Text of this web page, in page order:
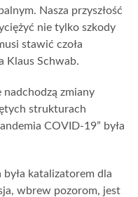
Nasza przyszłość
nie tylko szkody
stawić czoła
Klaus Schwab.
nadchodzą zmiany
strukturach
COVID-19” była
katalizatorem dla
wbrew pozorom, jest